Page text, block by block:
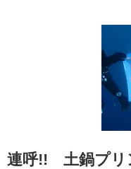
連呼!! 土鍋プリ